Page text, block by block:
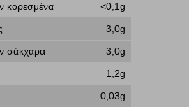
κορεσμένα
<0,1g
3,0g
σάκχαρα
3,0g
1,2g
0,03g
Πάντα Ενεργό
ρυθμίσεων